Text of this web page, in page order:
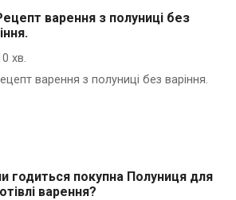
варення з полуниці без
хв.
варення з полуниці без варіння.
годиться покупна Полуниця для
варення?